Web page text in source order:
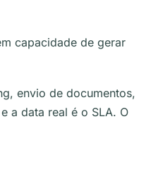
capacidade de gerar
envio de documentos,
a data real é o SLA. O